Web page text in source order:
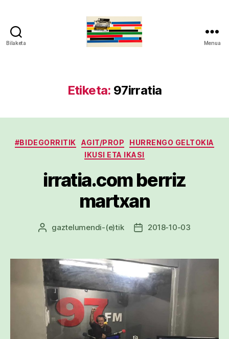
Bilaketa Menua
Etiketa: 97irratia
Kategoriak
#BIDEGORRITIK AGIT/PROP
HURRENGO GELTOKIA
IKUSI ETA IKASI
irratia.com berriz
martxan
Argitalpenaren
gaztelumendi-(e)tik
Argitalpenaren
2018-10-03